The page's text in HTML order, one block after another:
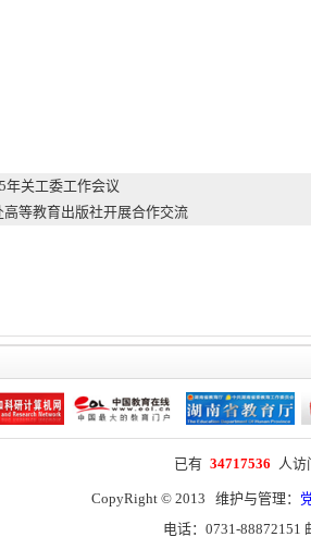
年关工委工作会议
高等教育出版社开展合作交流
已有 34717536 人
CopyRight © 2013 维护与管理：
电话：0731-88872151